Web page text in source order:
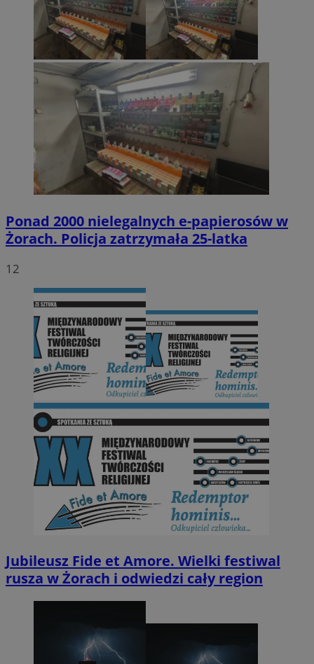
Ponad 2000 nielegalnych e-papierosów w
Żorach. Policja zatrzymała 25-latka
12
Jubileusz Fide et Amore. Wielki festiwal
rusza w Żorach i odwiedzi cały region